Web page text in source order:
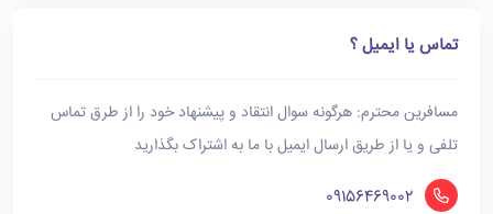
تماس یا ایمیل ؟
مسافرین محترم: هرگونه سوال انتقاد و پیشنهاد خود را از طرق تماس
تلفی و یا از طریق ارسال ایمیل با ما به اشتراک بگذارید
09156469002